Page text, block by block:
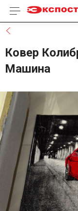
Каталог
Ковер
Машина